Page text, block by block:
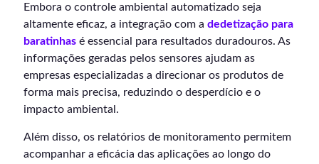
Embora o controle ambiental automatizado seja
altamente eficaz, a integração com a dedetização para
baratinhas é essencial para resultados duradouros. As
informações geradas pelos sensores ajudam as
empresas especializadas a direcionar os produtos de
forma mais precisa, reduzindo o desperdício e o
impacto ambiental.
Além disso, os relatórios de monitoramento permitem
acompanhar a eficácia das aplicações ao longo do